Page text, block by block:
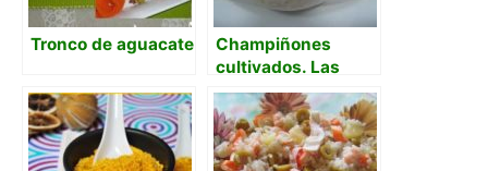
Tronco de aguacate
Champiñones
cultivados. Las
nuevas tecnologías
en la tradición.